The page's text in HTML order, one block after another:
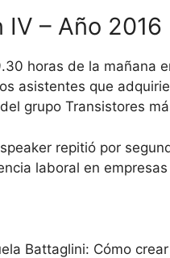
IV – Año 2016
horas de la mañana
asistentes que
grupo Transistores
repitió por
laboral en
Battaglini: Cómo